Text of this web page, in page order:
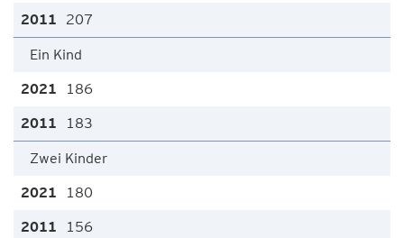
207
Ein Kind
186
183
Zwei Kinder
180
156